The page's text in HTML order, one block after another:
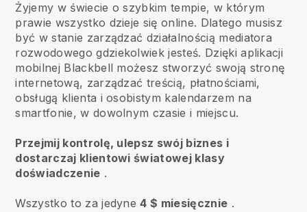
Żyjemy w świecie o szybkim tempie, w którym
prawie wszystko dzieje się online. Dlatego musisz
być w stanie zarządzać działalnością mediatora
rozwodowego gdziekolwiek jesteś. Dzięki aplikacji
mobilnej Blackbell możesz stworzyć swoją stronę
internetową, zarządzać treścią, płatnościami,
obsługą klienta i osobistym kalendarzem na
smartfonie, w dowolnym czasie i miejscu.
Przejmij kontrolę, ulepsz swój biznes i
dostarczaj klientowi światowej klasy
doświadczenie .
Wszystko to za jedyne4 $ miesięcznie .